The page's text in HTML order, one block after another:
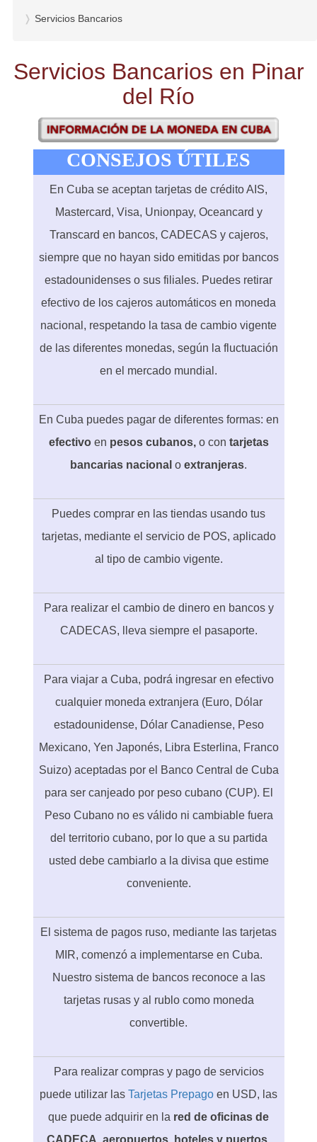
Servicios Bancarios
Servicios Bancarios en Pinar
del Río
CONSEJOS ÚTILES
En Cuba se aceptan tarjetas de crédito AIS,
Mastercard, Visa, Unionpay, Oceancard y
Transcard en bancos, CADECAS y cajeros,
siempre que no hayan sido emitidas por bancos
estadounidenses o sus filiales. Puedes retirar
efectivo de los cajeros automáticos en moneda
nacional, respetando la tasa de cambio vigente
de las diferentes monedas, según la fluctuación
en el mercado mundial.
En Cuba puedes pagar de diferentes formas: en
efectivoen pesos cubanos,o con tarjetas
bancarias nacional o extranjeras.
Puedes comprar en las tiendas usando tus
tarjetas, mediante el servicio de POS, aplicado
al tipo de cambio vigente.
Para realizar el cambio de dinero en bancos y
CADECAS, lleva siempre el pasaporte.
Para viajar a Cuba, podrá ingresar en efectivo
cualquier moneda extranjera (Euro, Dólar
estadounidense, Dólar Canadiense, Peso
Mexicano, Yen Japonés, Libra Esterlina, Franco
Suizo) aceptadas por el Banco Central de Cuba
para ser canjeado por peso cubano (CUP). El
Peso Cubano no es válido ni cambiable fuera
del territorio cubano, por lo que a su partida
usted debe cambiarlo a la divisa que estime
conveniente.
El sistema de pagos ruso, mediante las tarjetas
MIR, comenzó a implementarse en Cuba.
Nuestro sistema de bancos reconoce a las
tarjetas rusas y al rublo como moneda
convertible.
Para realizar compras y pago de servicios
puede utilizar las Tarjetas Prepago en USD, las
que puede adquirir en la red de oficinas de
CADECA, aeropuertos, hoteles y puertos